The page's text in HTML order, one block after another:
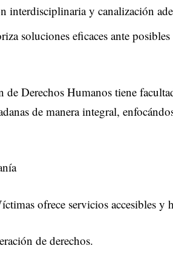
interdisciplinaria y canalización
soluciones eficaces ante
Derechos Humanos tiene
de manera integral,
ofrece servicios accesibles y
de derechos.